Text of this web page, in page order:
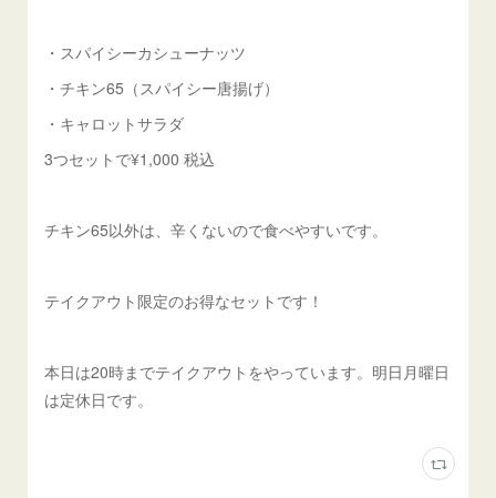
・スパイシーカシューナッツ
・チキン65（スパイシー唐揚げ）
・キャロットサラダ
3つセットで¥1,000 税込
チキン65以外は、辛くないので食べやすいです。
テイクアウト限定のお得なセットです！
本日は20時までテイクアウトをやっています。 明日月曜日
は定休日です。